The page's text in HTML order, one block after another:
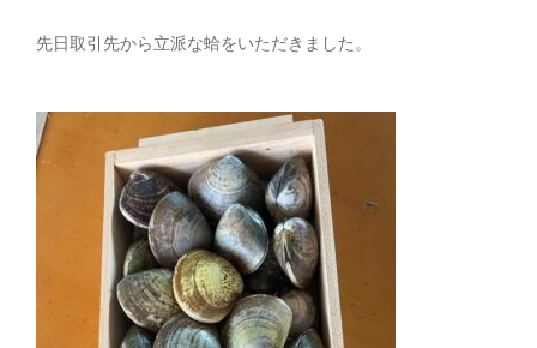
先日取引先から立派な蛤をいただきました。